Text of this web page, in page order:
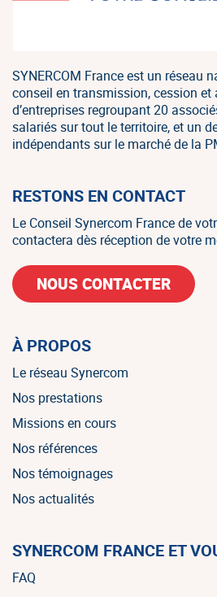
SYNERCOM France est un réseau
conseil en transmission, cession et
d’entreprises regroupant 20
salariés sur tout le territoire, et un
indépendants sur le marché de la
RESTONS EN CONTACT
Le Conseil Synercom France de
contactera dès réception de votre
NOUS CONTACTER
À PROPOS
Le réseau Synercom
Nos prestations
Missions en cours
Nos références
Nos témoignages
Nos actualités
SYNERCOM FRANCE ET
FAQ